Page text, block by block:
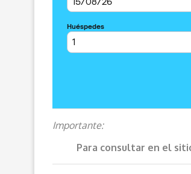
Importante:
Para consultar en el